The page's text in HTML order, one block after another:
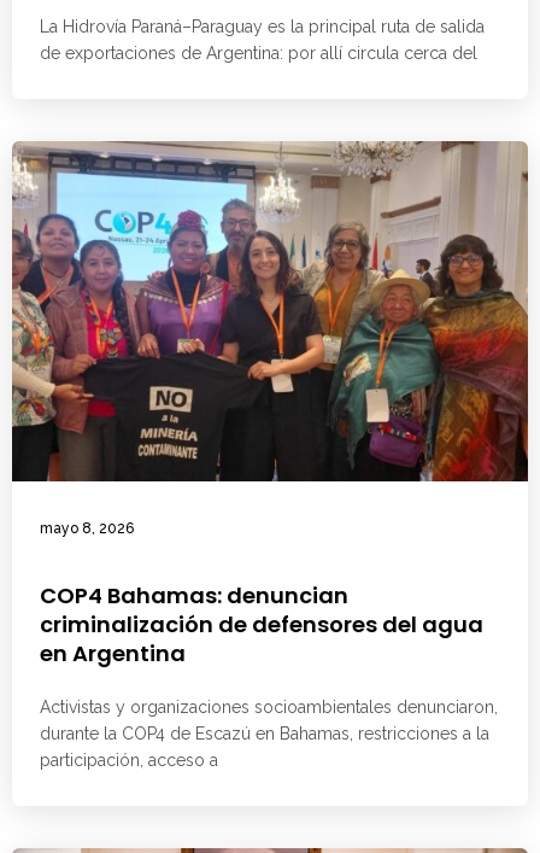
La Hidrovía Paraná–Paraguay es la principal ruta de salida
de exportaciones de Argentina: por allí circula cerca del
mayo 8, 2026
COP4 Bahamas: denuncian
criminalización de defensores del agua
en Argentina
Activistas y organizaciones socioambientales denunciaron,
durante la COP4 de Escazú en Bahamas, restricciones a la
participación, acceso a